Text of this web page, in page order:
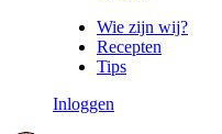
Wie zijn wij?
Recepten
Tips
Inloggen